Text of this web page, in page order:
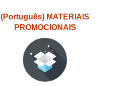
(Português) MATERIAIS
PROMOCIONAIS